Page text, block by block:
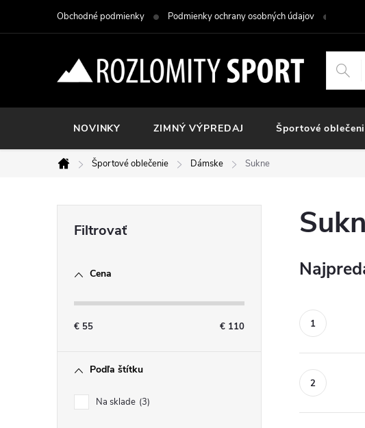
Obchodné podmienky Podmienky ochrany osobných údajov
NOVINKY ZIMNÝ VÝPREDAJ Športové
Domov
Športové oblečenie Dámske Sukne
Cena
€ 55 € 110
Podľa štítku
Na sklade 3